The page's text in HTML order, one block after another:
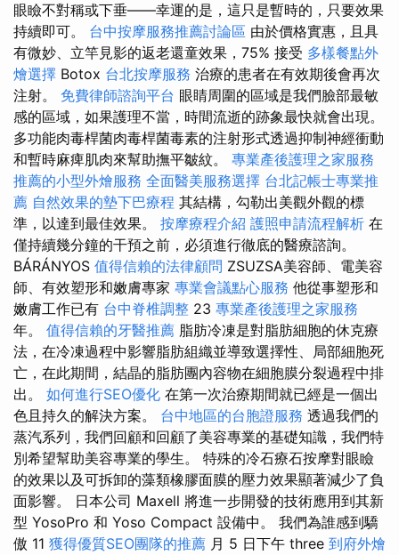
眼瞼不對稱或下垂——幸運的是，這只是暫時的，只要效果
持續即可。 台中按摩服務推薦討論區 由於價格實惠，且具
有微妙、立竿見影的返老還童效果，75% 接受 多樣餐點外
燴選擇 Botox 台北按摩服務 治療的患者在有效期後會再次
注射。 免費律師諮詢平台 眼睛周圍的區域是我們臉部最敏
感的區域，如果護理不當，時間流逝的跡象最快就會出現。
多功能肉毒桿菌肉毒桿菌毒素的注射形式透過抑制神經衝動
和暫時麻痺肌肉來幫助撫平皺紋。 專業產後護理之家服務
推薦的小型外燴服務 全面醫美服務選擇 台北記帳士專業推
薦 自然效果的墊下巴療程 其結構，勾勒出美觀外觀的標
準，以達到最佳效果。 按摩療程介紹 護照申請流程解析 在
僅持續幾分鐘的干預之前，必須進行徹底的醫療諮詢。
BÁRÁNYOS 值得信賴的法律顧問 ZSUZSA美容師、電美容
師、有效塑形和嫩膚專家 專業會議點心服務 他從事塑形和
嫩膚工作已有 台中脊椎調整 23 專業產後護理之家服務
年。 值得信賴的牙醫推薦 脂肪冷凍是對脂肪細胞的休克療
法，在冷凍過程中影響脂肪組織並導致選擇性、局部細胞死
亡，在此期間，結晶的脂肪團內容物在細胞膜分裂過程中排
出。 如何進行SEO優化 在第一次治療期間就已經是一個出
色且持久的解決方案。 台中地區的台胞證服務 透過我們的
蒸汽系列，我們回顧和回顧了美容專業的基礎知識，我們特
別希望幫助美容專業的學生。 特殊的冷石療石按摩對眼瞼
的效果以及可拆卸的藻類橡膠面膜的壓力效果顯著減少了負
面影響。 日本公司 Maxell 將進一步開發的技術應用到其新
型 YosoPro 和 Yoso Compact 設備中。 我們為誰感到驕
傲 11 獲得優質SEO團隊的推薦 月 5 日下午 three 到府外燴